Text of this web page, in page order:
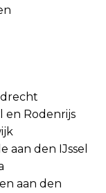
en Rodenrijs
aan den IJssel
aan den